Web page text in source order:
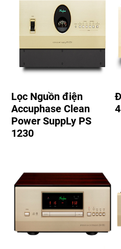
Lọc Nguồn điện
Accuphase Clean
Power SuppLy PS
1230